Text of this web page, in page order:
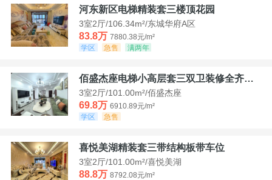
河东新区电梯精装套三楼顶花园
3室2厅/106.34m²/东城华府A区
83.8万 7880.38元/m²
学区
急售 满两年
佰盛杰座电梯小高层套三双卫装修全齐诚意出售
3室2厅/101.00m²/佰盛杰座
69.8万 6910.89元/m²
学区
急售
喜悦美湖精装套三带结构板带车位
3室2厅/101.00m²/喜悦美湖
88.8万 8792.08元/m²